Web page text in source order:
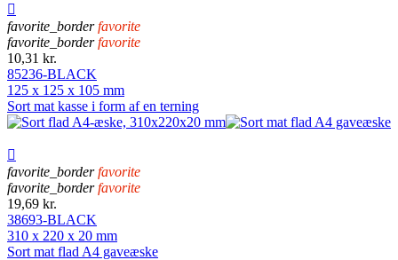

favorite_border favorite
favorite_border favorite
10,31 kr.
85236-BLACK
125 x 125 x 105 mm
Sort mat kasse i form af en terning

favorite_border favorite
favorite_border favorite
19,69 kr.
38693-BLACK
310 x 220 x 20 mm
Sort mat flad A4 gaveæske